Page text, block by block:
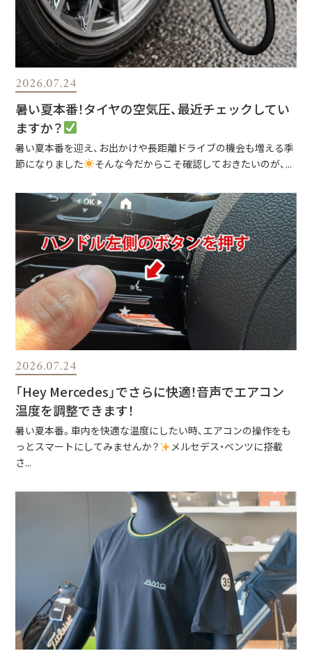
2026.07.24
暑い夏本番！タイヤの空気圧、最近チェックしてい
ますか？
暑い夏本番を迎え、お出かけや長距離ドライブの機会も増える季
節になりました
そんな今だからこそ確認しておきたいのが、...
2026.07.24
「Hey Mercedes」でさらに快適！音声でエアコン
温度を調整できます！
暑い夏本番。車内を快適な温度にしたい時、エアコンの操作をも
っとスマートにしてみませんか？
メルセデス・ベンツに搭載
さ...